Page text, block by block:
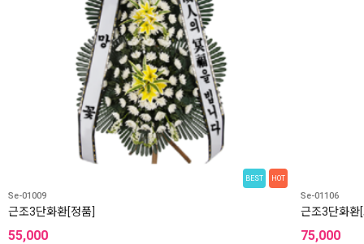
BEST HOT
Se-01009
근조3단화환[정품]
55,000
Se-01106
근조3단화환
75,000